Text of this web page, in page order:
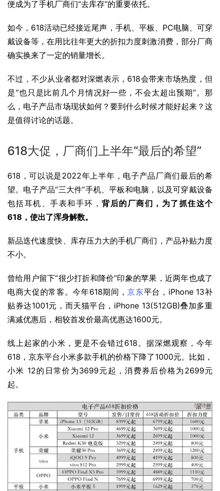
便成为了手机厂商们“去库存”的重要依托。
如今，618活动已经接近尾声，手机、平板、PC电脑、可穿
戴设备等，在用比往年更大的折扣力度刺激消费，部分厂商
确实换来了一定的销量增长。
不过，不少从业者都对深燃表示，618会带来市场热度，但
是“也只是比前几个月情况好一些，不会太超出预期”。那
么，电子产品市场现状如何？要到什么时候才能好起来？这
是值得讨论的话题。
618大促，厂商们上半年“最后的希望”
618，可以说是2022年上半年，电子产品厂商们最后的希
望。电子产品“三大件”手机、平板和电脑，以及可穿戴设备
包括耳机、手表和手环，背后的厂商们，为了抓住这个
618，使出了浑身解数。
新品迭代速度快、库存压力大的手机厂商们，产品补贴力度
不小。
曾给用户留下“很少打折和降价”印象的苹果，近两年也成了
电商大促的常客。今年618期间，京东平台， iPhone 13补
贴券达1001元，而天猫平台，iPhone 13(512GB)叠加多重
满减优惠后，相较首发价最高优惠达1600元。
线上起家的小米，更是不会错过618。据深燃观察，今年
618，京东平台小米多款手机的价格下降了1000元。比如，
小米 12的日常价为3699元起，消费券后价格为2699元
起。